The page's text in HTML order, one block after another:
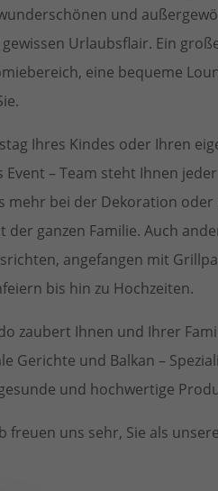
und
Urlaubsflair. Ein
eine bequeme
Ihres Kindes oder Ihren
– Team steht Ihnen
mehr bei der Dekoration oder
ganzen Familie. Auch
angefangen mit
bis hin zu Hochzeiten.
zaubert Ihnen und Ihrer
Gerichte und Balkan –
und hochwertige
freuen uns sehr, Sie als